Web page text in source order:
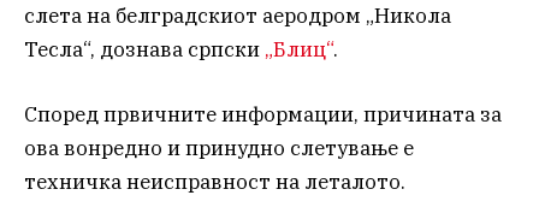
слета на белградскиот аеродром „Никола
Тесла“, дознава српски „Блиц“.
Според првичните информации, причината за
ова вонредно и принудно слетување е
техничка неисправност на леталото.